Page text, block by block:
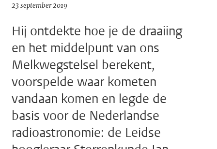
23 september 2019
Hij ontdekte hoe je de draaiing
en het middelpunt van ons
Melkwegstelsel berekent,
voorspelde waar kometen
vandaan komen en legde de
basis voor de Nederlandse
radioastronomie: de Leidse